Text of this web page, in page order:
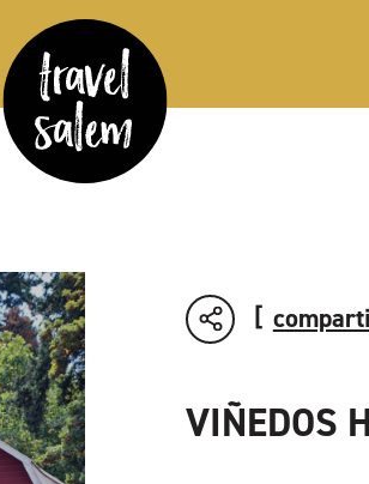
VIÑEDOS